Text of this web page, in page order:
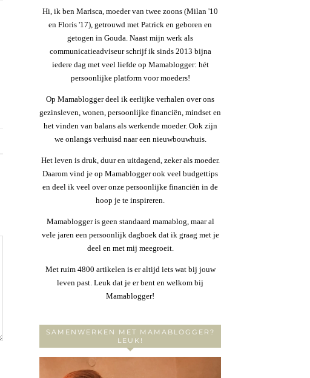
Hi, ik ben Marisca, moeder van twee zoons (Milan '10
en Floris '17), getrouwd met Patrick en geboren en
getogen in Gouda. Naast mijn werk als
communicatieadviseur schrijf ik sinds 2013 bijna
iedere dag met veel liefde op Mamablogger: hét
persoonlijke platform voor moeders!
Op Mamablogger deel ik eerlijke verhalen over ons
gezinsleven, wonen, persoonlijke financiën, mindset en
het vinden van balans als werkende moeder. Ook zijn
we onlangs verhuisd naar een nieuwbouwhuis.
Het leven is druk, duur en uitdagend, zeker als moeder.
Daarom vind je op Mamablogger ook veel budgettips
en deel ik veel over onze persoonlijke financiën in de
hoop je te inspireren.
Mamablogger is geen standaard mamablog, maar al
vele jaren een persoonlijk dagboek dat ik graag met je
deel en met mij meegroeit.
Met ruim 4800 artikelen is er altijd iets wat bij jouw
leven past. Leuk dat je er bent en welkom bij
Mamablogger!
SAMENWERKEN MET MAMABLOGGER?
LEUK!